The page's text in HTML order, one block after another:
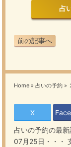
占い
前の記事へ
Home » 占いの予約 »
X
占いの予約の最
07月25日・・・